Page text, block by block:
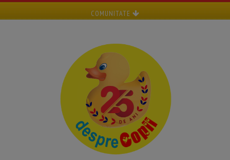
COMUNITATE